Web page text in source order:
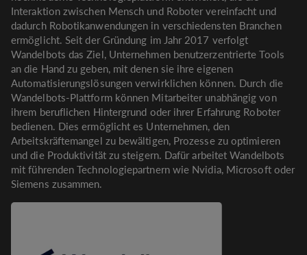
Interaktion zwischen Mensch und Roboter vereinfacht und
dadurch Robotikanwendungen in verschiedensten Branchen
ermöglicht. Seit der Gründung im Jahr 2017 verfolgt
Wandelbots das Ziel, Unternehmen benutzerzentrierte Tools
an die Hand zu geben, mit denen sie ihre eigenen
Automatisierungslösungen verwirklichen können. Durch die
Wandelbots-Plattform können Mitarbeiter unabhängig von
ihrem beruflichen Hintergrund oder ihrer Erfahrung Roboter
bedienen. Dies ermöglicht es Unternehmen, den
Arbeitskräftemangel zu bewältigen, Prozesse zu optimieren
und die Produktivität zu steigern. Dafür arbeitet Wandelbots
mit führenden Technologiepartnern wie Nvidia, Microsoft oder
Siemens zusammen.